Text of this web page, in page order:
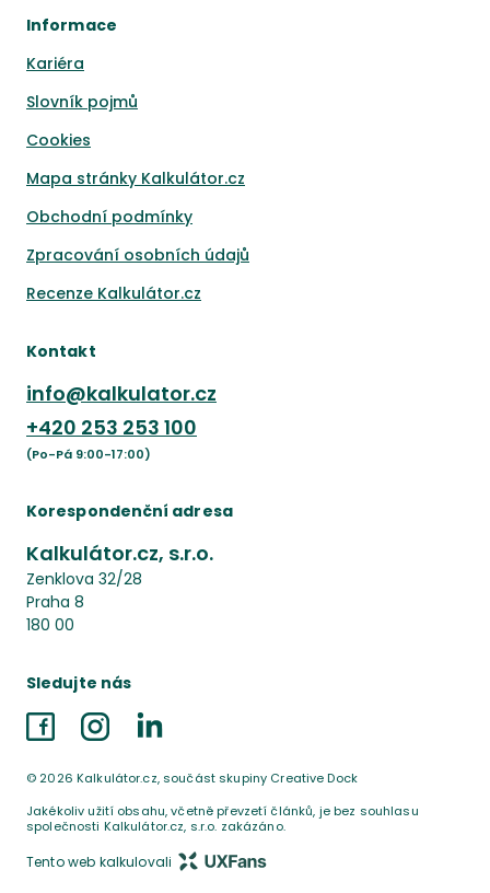
Informace
Kariéra
Slovník pojmů
Cookies
Mapa stránky Kalkulátor.cz
Obchodní podmínky
Zpracování osobních údajů
Recenze Kalkulátor.cz
Kontakt
info@kalkulator.cz
+420 253 253 100
(Po-Pá 9:00-17:00)
Korespondenční adresa
Kalkulátor.cz, s.r.o.
Zenklova 32/28
Praha 8
180 00
Sledujte nás
FacebookInstagramLinkedIn
© 2026 Kalkulátor.cz, součást skupiny Creative Dock
Jakékoliv užití obsahu, včetně převzetí článků, je bez souhlasu
společnosti Kalkulátor.cz, s.r.o. zakázáno.
Tento web kalkulovali